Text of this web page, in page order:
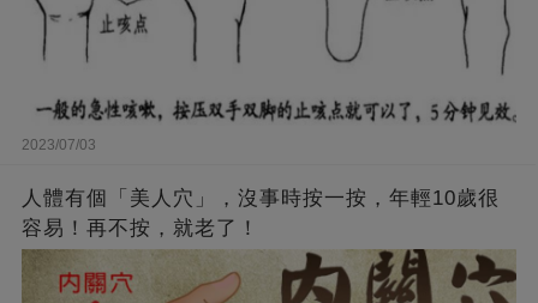
2023/07/03
人體有個「美人穴」，沒事時按一按，年輕10歲很
容易！再不按，就老了！